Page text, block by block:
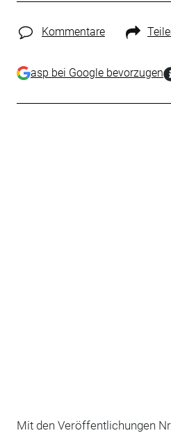
Kommentare
asp bei Google bevorzugen
Mit den Veröffentlichungen